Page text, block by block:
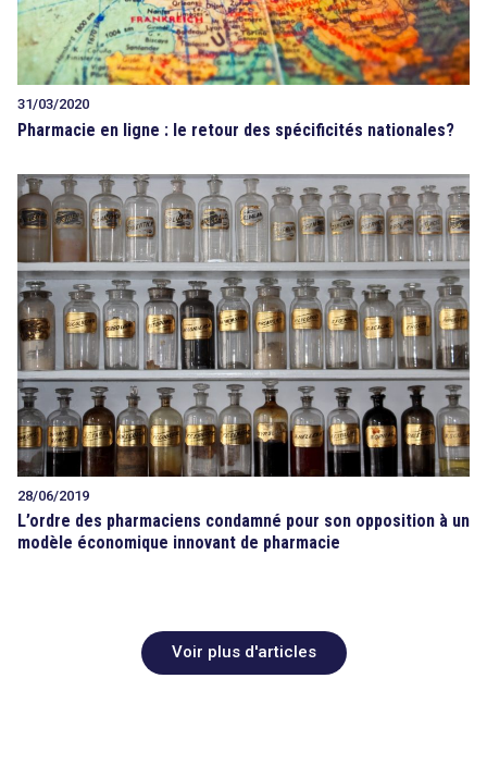
31/03/2020
Pharmacie en ligne : le retour des spécificités nationales?
28/06/2019
L’ordre des pharmaciens condamné pour son opposition à un
modèle économique innovant de pharmacie
Voir plus d'articles